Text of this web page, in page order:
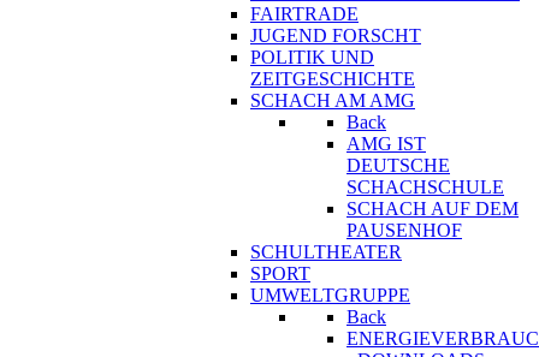
FAIRTRADE
JUGEND FORSCHT
POLITIK UND
ZEITGESCHICHTE
SCHACH AM AMG
Back
AMG IST
DEUTSCHE
SCHACHSCHULE
SCHACH AUF DEM
PAUSENHOF
SCHULTHEATER
SPORT
UMWELTGRUPPE
Back